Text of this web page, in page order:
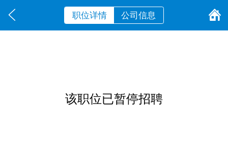
职位详情 公司信息
该职位已暂停招聘